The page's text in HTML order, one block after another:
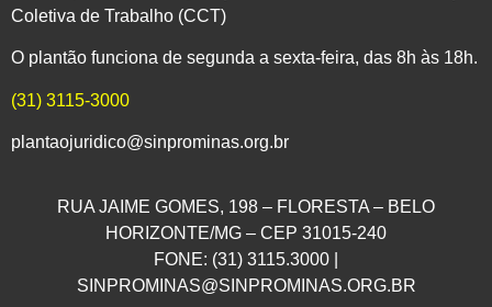
Coletiva de Trabalho (CCT)
O plantão funciona de segunda a sexta-feira, das 8h às 18h.
(31) 3115-3000
plantaojuridico@sinprominas.org.br
RUA JAIME GOMES, 198 – FLORESTA – BELO
HORIZONTE/MG – CEP 31015-240
FONE: (31) 3115.3000 |
SINPROMINAS@SINPROMINAS.ORG.BR